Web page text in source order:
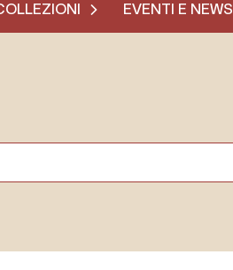
EVENTI E NEWS